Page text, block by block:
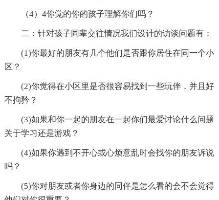
（4）4你觉的你的孩子理解你们吗？
二：针对孩子同辈交往情况我们设计的访谈问题有：
(1)你最好的朋友有几个他们是否跟你居住在同一个小
区？
(2)你觉得在小区里是否很容易找到一些玩伴，并且好
不拘矜？
(3)如果和你一起的朋友在一起你们最爱讨论什么问题
关于学习还是游戏？
(4)如果你遇到不开心或心烦意乱时会找你的朋友诉说
吗？
(5)你对朋友或者你身边的同伴是怎么看的会不会觉得